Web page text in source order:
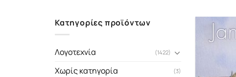
Κατηγορίες προϊόντων
Λογοτεχνία (1422)
Χωρίς κατηγορία (3)